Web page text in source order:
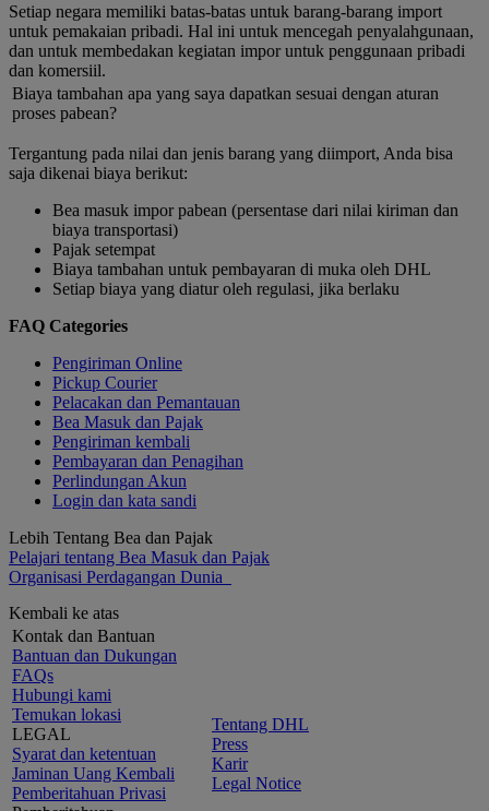
Setiap negara memiliki batas-batas untuk barang-barang import
untuk pemakaian pribadi. Hal ini untuk mencegah penyalahgunaan,
dan untuk membedakan kegiatan impor untuk penggunaan pribadi
dan komersiil.
Biaya tambahan apa yang saya dapatkan sesuai dengan aturan
proses pabean?
Tergantung pada nilai dan jenis barang yang diimport, Anda bisa
saja dikenai biaya berikut:
Bea masuk impor pabean (persentase dari nilai kiriman dan
biaya transportasi)
Pajak setempat
Biaya tambahan untuk pembayaran di muka oleh DHL
Setiap biaya yang diatur oleh regulasi, jika berlaku
FAQ Categories
Pengiriman Online
Pickup Courier
Pelacakan dan Pemantauan
Bea Masuk dan Pajak
Pengiriman kembali
Pembayaran dan Penagihan
Perlindungan Akun
Login dan kata sandi
Lebih Tentang Bea dan Pajak
Pelajari tentang Bea Masuk dan Pajak
Organisasi Perdagangan Dunia
Kembali ke atas
Kontak dan Bantuan
Bantuan dan Dukungan
FAQs
Hubungi kami
Temukan lokasi
LEGAL
Syarat dan ketentuan
Jaminan Uang Kembali
Pemberitahuan Privasi
Tentang DHL
Press
Karir
Legal Notice